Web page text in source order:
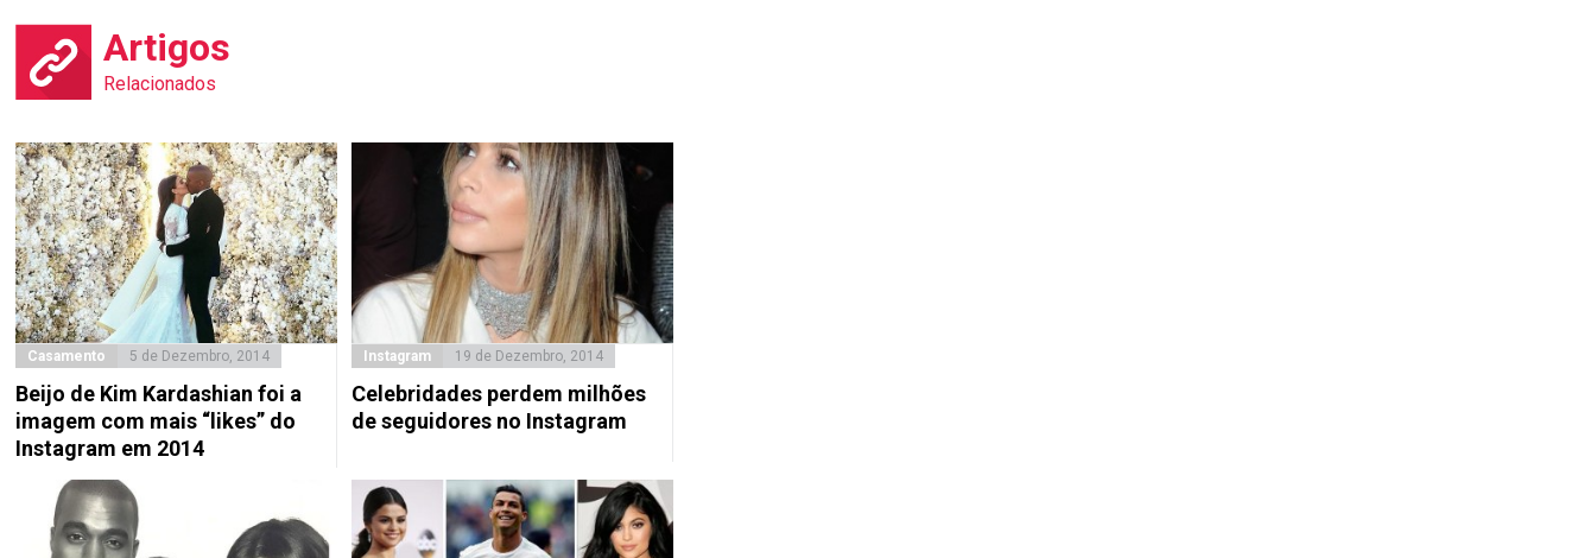
Artigos
Relacionados
Casamento 5 de Dezembro, 2014
Beijo de Kim Kardashian foi a
imagem com mais “likes” do
Instagram em 2014
Instagram 19 de Dezembro, 2014
Celebridades perdem milhões
de seguidores no Instagram